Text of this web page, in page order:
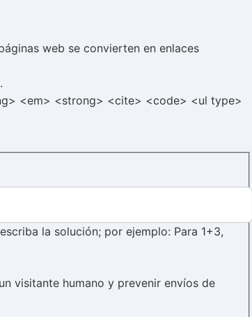
web se convierten en enlaces
<em> <strong> <cite> <code> <ul type>
la solución; por ejemplo: Para 1+3,
visitante humano y prevenir envíos de